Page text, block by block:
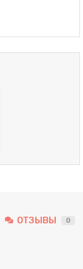
ОТЗЫВЫ 0